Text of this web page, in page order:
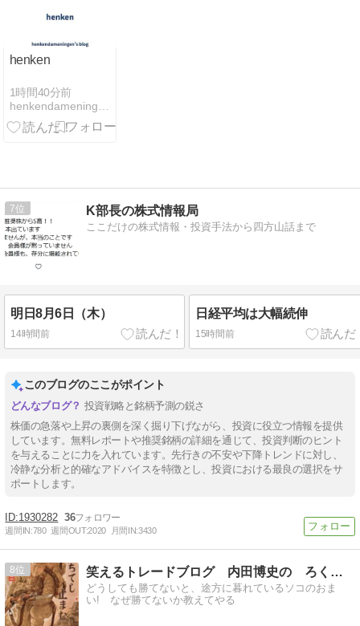
henken
1時間40分前
7 K部長の株式情報局
ここだけの株式情報・投資手法から四方山話まで
明日8月6日（木）
14時間前
日経平均は大幅続伸
15時間前
このブログのここがポイント
投資戦略と銘柄予測の鋭さ
株価の急落や上昇の裏側を深く掘り下げながら、投資に役立つ情報を提供
しています。無料レポートや推奨銘柄の詳細を通じて、投資判断のヒント
を与えることに力を入れています。先行きの不安や下降トレンドに対し、
冷静な分析と的確なアドバイスを特徴とし、投資における最良の選択をサ
ポートします。
1930282 36
週間IN:780 週間OUT:2020 月間IN:3430
8 笑えるトレードブログ 内田博史の ろくでなし日記
どうしても勝てないと、途方に暮れているソコのおま
い! なぜ勝てないか教えてやる